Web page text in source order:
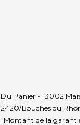
Panier - 13002
Bouches du
Montant de la